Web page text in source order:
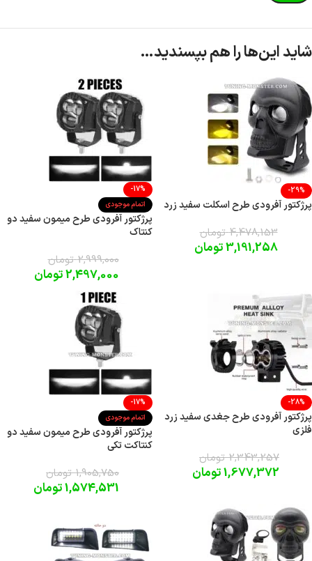
شاید این‌ها را هم بپسندید…
-29%
پرژکتور آفرودی طرح اسکلت سفید زرد
4,478,153 تومان
3,191,258تومان
-17%
اتمام موجودی
پرژکتور آفرودی طرح میمون سفید دو
کنتاک
2,999,000 تومان
2,497,000تومان
-28%
پرژکتور آفرودی طرح جغدی سفید زرد
فلزی
2,343,257 تومان
1,677,372تومان
-17%
اتمام موجودی
پرژکتور آفرودی طرح میمون سفید دو
کنتاکت تکی
1,905,750 تومان
1,574,531تومان